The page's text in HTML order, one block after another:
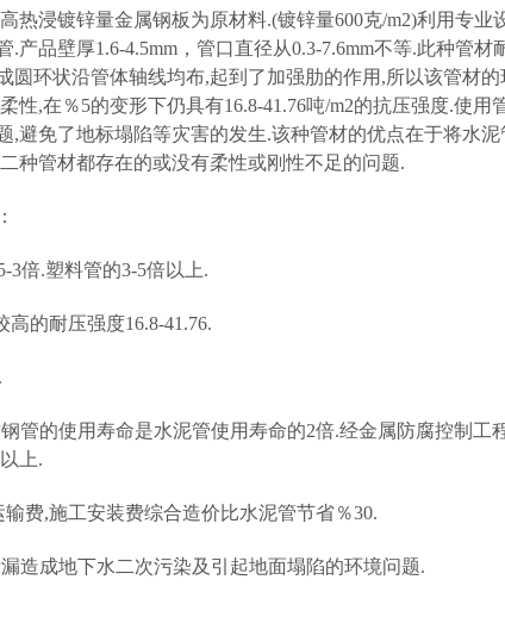
热浸镀锌量金属钢板为原材料.(镀锌量600克/m2)利用专
产品壁厚1.6-4.5mm，管口直径从0.3-7.6mm不等.此种管
圆环状沿管体轴线均布,起到了加强肋的作用,所以该管材
性,在％5的变形下仍具有16.8-41.76吨/m2的抗压强度.使
,避免了地标塌陷等灾害的发生.该种管材的优点在于将水
种管材都存在的或没有柔性或刚性不足的问题.
3倍.塑料管的3-5倍以上.
高的耐压强度16.8-41.76.
管的使用寿命是水泥管使用寿命的2倍.经金属防腐控制工
上.
输费,施工安装费综合造价比水泥管节省％30.
造成地下水二次污染及引起地面塌陷的环境问题.